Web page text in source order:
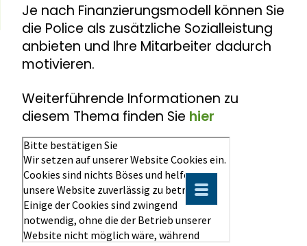
Je nach Finanzierungsmodell können Sie
die Police als zusätzliche Sozialleistung
anbieten und Ihre Mitarbeiter dadurch
motivieren.
Weiterführende Informationen zu
diesem Thema finden Sie hier